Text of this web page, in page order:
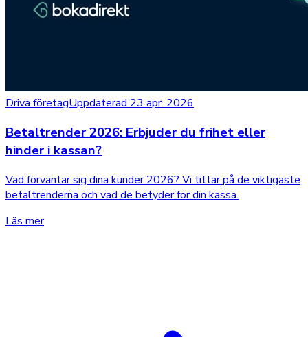
Driva företagUppdaterad 23 apr. 2026
Betaltrender 2026: Erbjuder du frihet eller
hinder i kassan?
Vad förväntar sig dina kunder 2026? Vi tittar på de viktigaste
betaltrenderna och vad de betyder för din kassa.
Läs mer